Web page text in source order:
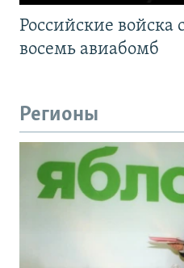
Российские
восемь авиабомб
Регионы